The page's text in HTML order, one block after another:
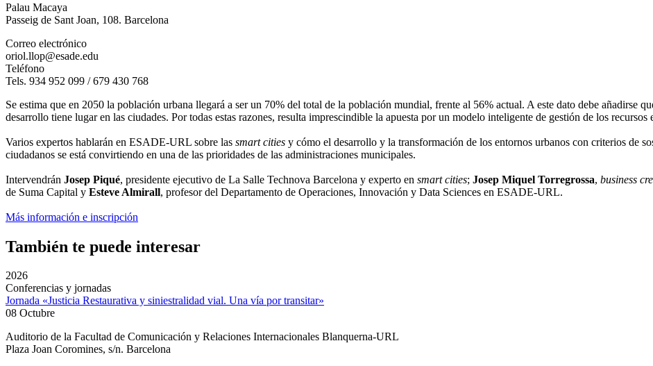
Palau Macaya
Passeig de Sant Joan, 108. Barcelona
Correo electrónico
oriol.llop@esade.edu
Teléfono
Tels. 934 952 099 / 679 430 768
Se estima que en 2050 la población urbana llegará a ser un 70% del total de la población mundial, frente al 56% actual. A este dato debe añadirse
desarrollo tiene lugar en las ciudades. Por todas estas razones, resulta imprescindible la apuesta por un modelo inteligente de gestión de los recursos
Varios expertos hablarán en ESADE-URL sobre las smart cities y cómo el desarrollo y la transformación de los entornos urbanos con criterios de
ciudadanos se está convirtiendo en una de las prioridades de las administraciones municipales.
Intervendrán Josep Piqué, presidente ejecutivo de La Salle Technova Barcelona y experto en smart cities; Josep Miquel Torregrossa, business
de Suma Capital y Esteve Almirall, profesor del Departamento de Operaciones, Innovación y Data Sciences en ESADE-URL.
Más información e inscripción
También te puede interesar
2026
Conferencias y jornadas
Jornada «Justicia Restaurativa y siniestralidad vial. Una vía por transitar»
08 Octubre
Auditorio de la Facultad de Comunicación y Relaciones Internacionales Blanquerna-URL
Plaza Joan Coromines, s/n. Barcelona